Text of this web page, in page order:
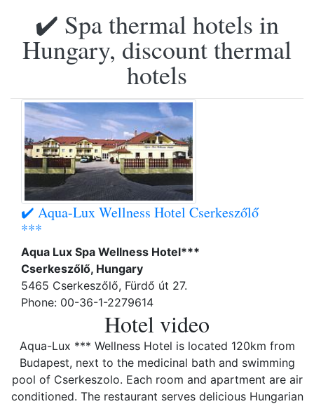
✔️ Spa thermal hotels in
Hungary, discount thermal
hotels
✔️ Aqua-Lux Wellness Hotel Cserkeszőlő
***
Aqua Lux Spa Wellness Hotel***
Cserkeszőlő, Hungary
5465 Cserkeszőlő, Fürdő út 27.
Phone: 00-36-1-2279614
Hotel video
Aqua-Lux *** Wellness Hotel is located 120km from
Budapest, next to the medicinal bath and swimming
pool of Cserkeszolo. Each room and apartment are air
conditioned. The restaurant serves delicious Hungarian